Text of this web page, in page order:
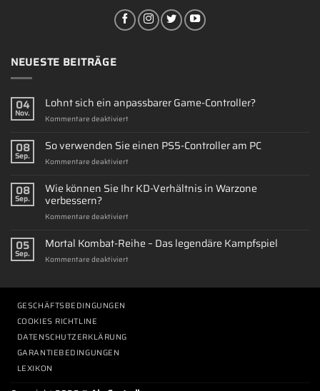
NEUESTE BEITRÄGE
04
Nov.
Lohnt sich ein anpassbarer Game-Controller?
Kommentare deaktiviertfür
sich
ein
anpassbarer
Controller?
08
Sep.
So verwenden Sie einen PS5-Controller am PC
Kommentare deaktiviertfür
verwenden
Sie
PS5-
am
08
Sep.
Wie können Sie Ihr KD-Verhältnis in Warzone
verbessern?
Kommentare deaktiviertfür
können
Sie
Ihr
05
Sep.
Mortal Kombat-Reihe – Das legendäre Kampfspiel
Kommentare deaktiviertfür
GESCHÄFTSBEDINGUNGEN
COOKIES RICHTLINE
DATENSCHUTZERKLÄRUNG
GARANTIEBEDINGUNGEN
LEXIKON